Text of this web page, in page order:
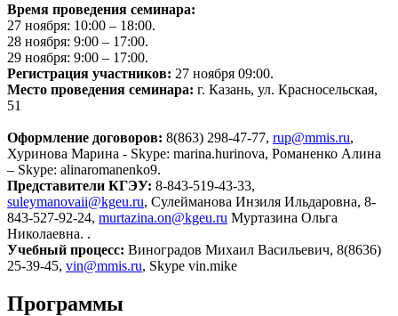
Время проведения семинара:
27 ноября: 10:00 – 18:00.
28 ноября: 9:00 – 17:00.
29 ноября: 9:00 – 17:00.
Регистрация участников: 27 ноября 09:00.
Место проведения семинара: г. Казань, ул. Красносельская,
51
Оформление договоров: 8(863) 298-47-77, rup@mmis.ru,
Хуринова Марина - Skype: marina.hurinova, Романенко Алина
– Skype: alinaromanenko9.
Представители КГЭУ: 8-843-519-43-33,
suleymanovaii@kgeu.ru, Сулейманова Инзиля Ильдаровна, 8-
843-527-92-24, murtazina.on@kgeu.ru Муртазина Ольга
Николаевна. .
Учебный процесс: Виноградов Михаил Васильевич, 8(8636)
25-39-45, vin@mmis.ru, Skype vin.mike
Программы